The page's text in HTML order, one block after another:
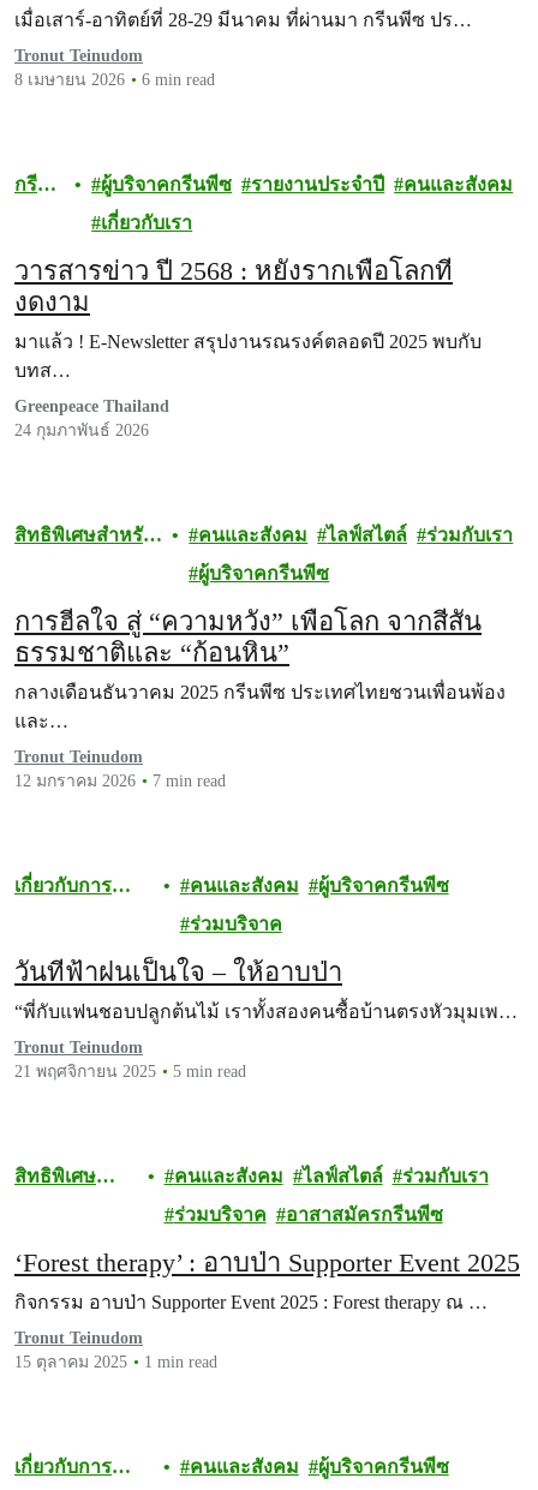
เมื่อเสาร์-อาทิตย์ที่ 28-29 มีนาคม ที่ผ่านมา กรีนพีซ ปร…
Tronut Teinudom
8 เมษายน 2026
6 min read
กรี
ผู้บริจาคกรีนพีซ รายงานประจำปี
คนและสังคม
เกี่ยวกับเรา
วารสารข่าว ปี 2568 : หยั่งรากเพื่อโลกที่
งดงาม
มาแล้ว ! E-Newsletter สรุปงานรณรงค์ตลอดปี 2025 พบกับ
บทส…
Greenpeace Thailand
24 กุมภาพันธ์ 2026
สิทธิพิเศษสำหรับ
คนและสังคม ไลฟ์สไตล์
ร่วมกับเรา
ผู้บริจาคกรีนพีซ
การฮีลใจ สู่ “ความหวัง” เพื่อโลก จากสีสัน
ธรรมชาติและ “ก้อนหิน”
กลางเดือนธันวาคม 2025 กรีนพีซ ประเทศไทยชวนเพื่อนพ้อง
และ…
Tronut Teinudom
12 มกราคม 2026
7 min read
เกี่ยวกับการ
คนและสังคม
ผู้บริจาคกรีนพีซ
ร่วมบริจาค
วันที่ฟ้าฝนเป็นใจ – ให้อาบป่า
“พี่กับแฟนชอบปลูกต้นไม้ เราทั้งสองคนซื้อบ้านตรงหัวมุมเพ…
Tronut Teinudom
21 พฤศจิกายน 2025
5 min read
สิทธิพิเศษ
คนและสังคม ไลฟ์สไตล์
ร่วมกับเรา
ร่วมบริจาค
อาสาสมัครกรีนพีซ
‘Forest therapy’ : อาบป่า Supporter Event 2025
กิจกรรม อาบป่า Supporter Event 2025 : Forest therapy ณ …
Tronut Teinudom
15 ตุลาคม 2025
1 min read
เกี่ยวกับการ
คนและสังคม
ผู้บริจาคกรีนพีซ